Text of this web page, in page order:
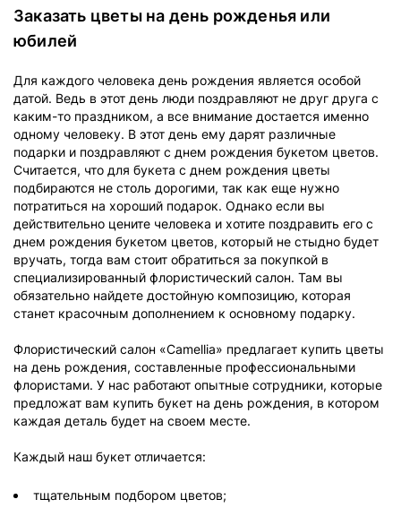
Заказать цветы на день рожденья или
юбилей
Для каждого человека день рождения является особой
датой. Ведь в этот день люди поздравляют не друг друга с
каким-то праздником, а все внимание достается именно
одному человеку. В этот день ему дарят различные
подарки и поздравляют с днем рождения букетом цветов.
Считается, что для букета с днем рождения цветы
подбираются не столь дорогими, так как еще нужно
потратиться на хороший подарок. Однако если вы
действительно цените человека и хотите поздравить его с
днем рождения букетом цветов, который не стыдно будет
вручать, тогда вам стоит обратиться за покупкой в
специализированный флористический салон. Там вы
обязательно найдете достойную композицию, которая
станет красочным дополнением к основному подарку.
Флористический салон «Camellia» предлагает купить цветы
на день рождения, составленные профессиональными
флористами. У нас работают опытные сотрудники, которые
предложат вам купить букет на день рождения, в котором
каждая деталь будет на своем месте.
Каждый наш букет отличается:
тщательным подбором цветов;